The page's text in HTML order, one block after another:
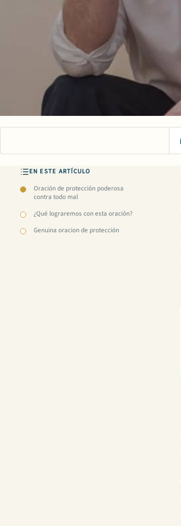
EN ESTE ARTÍCULO
Oración de protección poderosa
contra todo mal
¿Qué lograremos con esta oración?
Genuina oracion de protección